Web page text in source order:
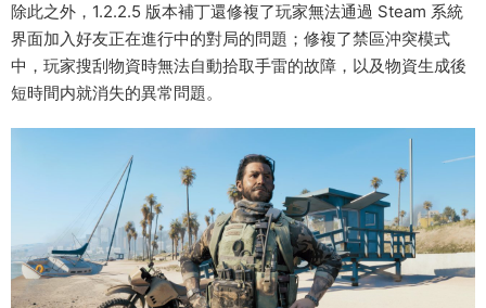
除此之外，1.2.2.5 版本補丁還修複了玩家無法通過 Steam 系統
界面加入好友正在進行中的對局的問題；修複了禁區沖突模式
中，玩家搜刮物資時無法自動拾取手雷的故障，以及物資生成後
短時間内就消失的異常問題。